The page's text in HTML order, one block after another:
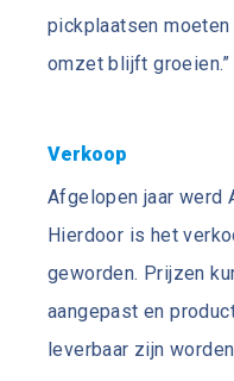
pickplaatsen moeten
omzet blijft groeien.”
Verkoop
Afgelopen jaar werd
Hierdoor is het
geworden. Prijzen
aangepast en
leverbaar zijn